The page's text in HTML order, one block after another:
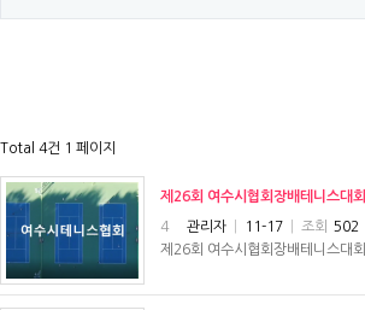
Total 4건 1 페이지
제26회 여수시협회장배테니스대회
4 관리자 11-17 조회
502
제26회 여수시협회장배테니스대회